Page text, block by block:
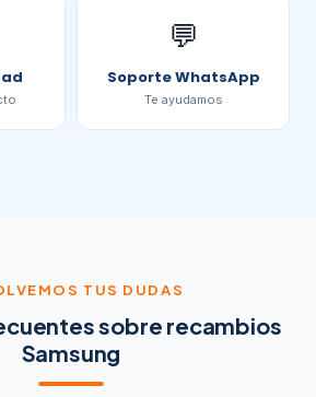
💬
Soporte WhatsApp
Te ayudamos
TUS DUDAS
sobre recambios
Samsung